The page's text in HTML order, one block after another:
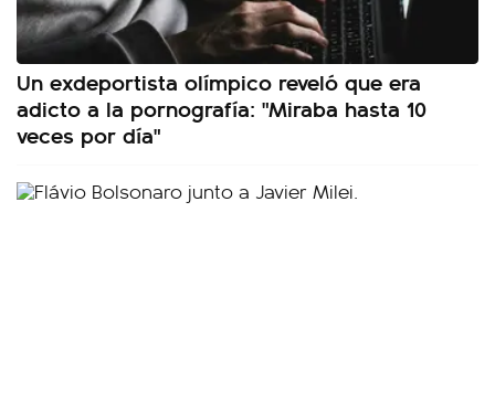
Un exdeportista olímpico reveló que era
adicto a la pornografía: "Miraba hasta 10
veces por día"